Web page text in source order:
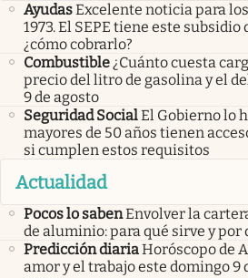
AyudasExcelente noticia para
1973. El SEPE tiene este
¿cómo cobrarlo?
Combustible¿Cuánto cuesta
precio del litro de gasolina y el
9 de agosto
Seguridad SocialEl Gobierno lo
mayores de 50 años tienen
si cumplen estos requisitos
Actualidad
Pocos lo sabenEnvolver la
de aluminio: para qué sirve y por
Predicción diariaHoróscopo de
amor y el trabajo este domingo 9